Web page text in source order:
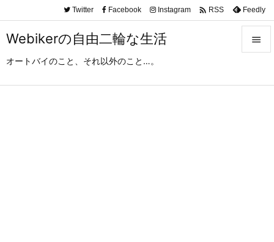
Webikerの自由二輪な生活
オートバイのこと、それ以外のこと…。

Twitter Facebook Instagram  RSS Feedly